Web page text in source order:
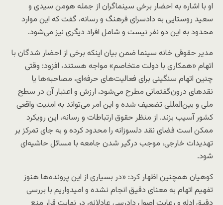
او با اشاره به احضار برخی سینماگران از جمله هومن سیدی و
سعید روستایی به دادسرای فرهنگ و رسانه، گفت که این موارد
محدود به این دو نفر نیست و شامل افراد دیگری نیز می‌شود.
مدیر حقوقی خانه سینما ضمن بیان اینکه برخی از احضار شدگان با
اتهام «همکاری با دولت متخاصم» مواجه هستند، افزود: وقتی
چنین اتهام سنگینی برای فعالیت‌های حرفه‌ای، مصاحبه‌ها یا
نقدهای درون‌گفتمانی مطرح می‌شود، ارزش و اعتبار آن در سطح
ملی و بین‌المللی تضعیف شده و این امر می‌تواند به امنیت واقعی
کشور آسیب بزند. از منظر حقوق ارتباطات و رسانه، این رویکرد
ممکن است فضای نقد دلسوزانه را محدود کرده و به جای تمرکز بر
تهدیدات خارجی، موجب درگیر شدن جامعه با مسائل حاشیه‌ای
شود.
کوهیان همچنین اظهار کرد: «در بسیاری از این پرونده‌ها هنوز
تفهیم اتهام به معنای دقیق انجام نشده و امیدواریم با بررسی